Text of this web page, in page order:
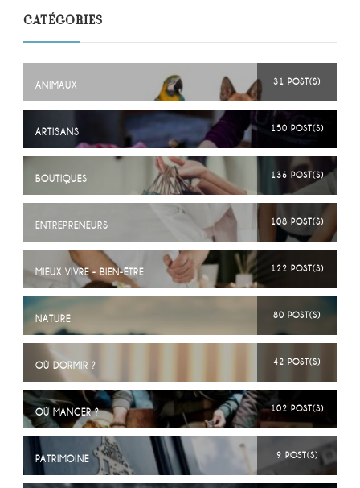
CATÉGORIES
ANIMAUX 31 POST(S)
ARTISANS 150 POST(S)
BOUTIQUES 136 POST(S)
ENTREPRENEURS 108 POST(S)
MIEUX VIVRE - BIEN-ÊTRE 122 POST(S)
NATURE 80 POST(S)
OÙ DORMIR ? 42 POST(S)
OÙ MANGER ? 102 POST(S)
PATRIMOINE 9 POST(S)